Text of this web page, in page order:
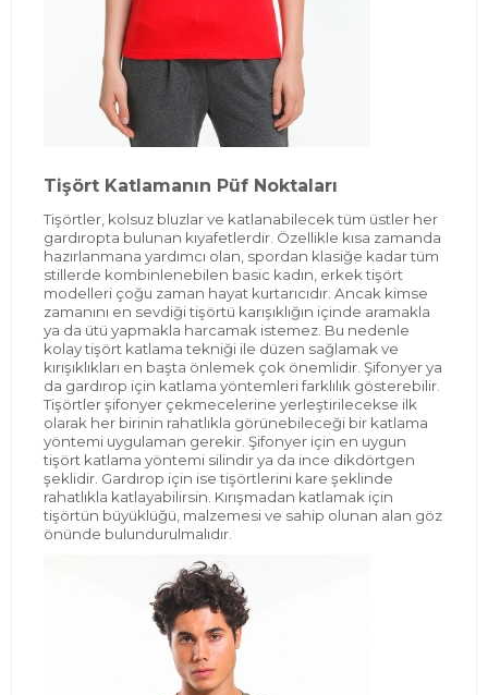
Tişört Katlamanın Püf Noktaları
Tişörtler, kolsuz bluzlar ve katlanabilecek tüm üstler her
gardıropta bulunan kıyafetlerdir. Özellikle kısa zamanda
hazırlanmana yardımcı olan, spordan klasiğe kadar tüm
stillerde kombinlenebilen basic kadın, erkek tişört
modelleri çoğu zaman hayat kurtarıcıdır. Ancak kimse
zamanını en sevdiği tişörtü karışıklığın içinde aramakla
ya da ütü yapmakla harcamak istemez. Bu nedenle
kolay tişört katlama tekniği ile düzen sağlamak ve
kırışıklıkları en başta önlemek çok önemlidir. Şifonyer ya
da gardırop için katlama yöntemleri farklılık gösterebilir.
Tişörtler şifonyer çekmecelerine yerleştirilecekse ilk
olarak her birinin rahatlıkla görünebileceği bir katlama
yöntemi uygulaman gerekir. Şifonyer için en uygun
tişört katlama yöntemi silindir ya da ince dikdörtgen
şeklidir. Gardırop için ise tişörtlerini kare şeklinde
rahatlıkla katlayabilirsin. Kırışmadan katlamak için
tişörtün büyüklüğü, malzemesi ve sahip olunan alan göz
önünde bulundurulmalıdır.